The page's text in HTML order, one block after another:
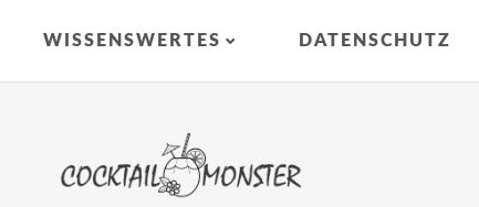
WISSENSWERTES DATENSCHUTZ